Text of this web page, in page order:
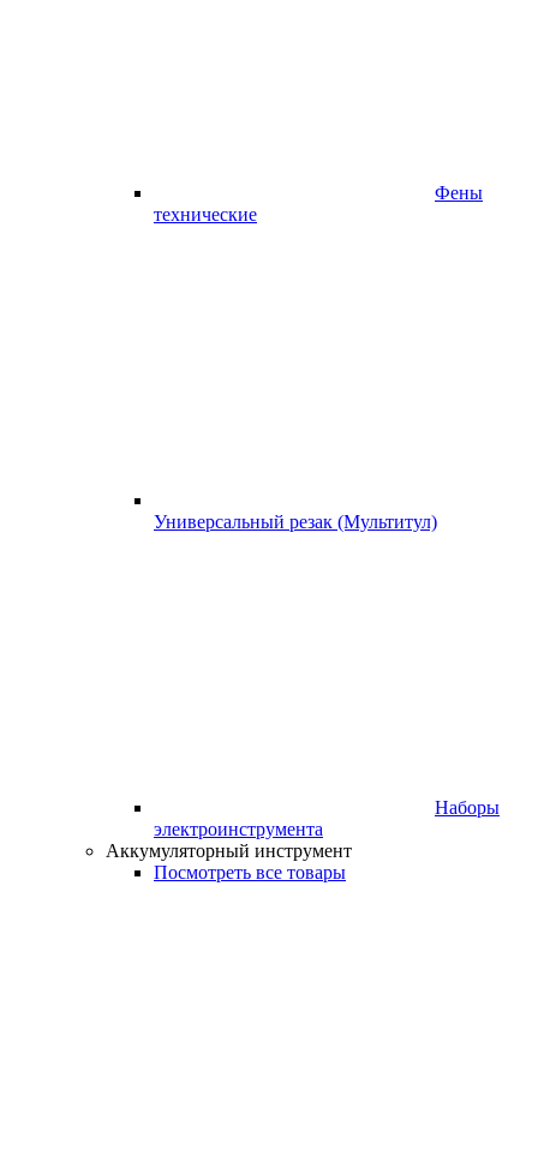
Фены
технические
Универсальный резак (Мультитул)
Наборы
электроинструмента
Аккумуляторный инструмент
Посмотреть все товары